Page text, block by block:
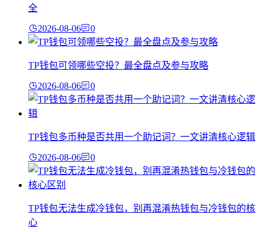
全
2026-08-06 0
TP钱包可领哪些空投？最全盘点及参与攻略
2026-08-06 0
TP钱包多币种是否共用一个助记词？一文讲清核心逻辑
2026-08-06 0
TP钱包无法生成冷钱包，别再混淆热钱包与冷钱包的核
心